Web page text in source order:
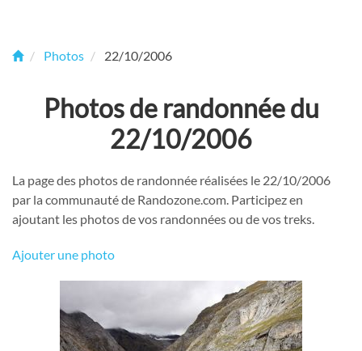
Photos 22/10/2006
Photos de randonnée du
22/10/2006
La page des photos de randonnée réalisées le 22/10/2006
par la communauté de Randozone.com. Participez en
ajoutant les photos de vos randonnées ou de vos treks.
Ajouter une photo